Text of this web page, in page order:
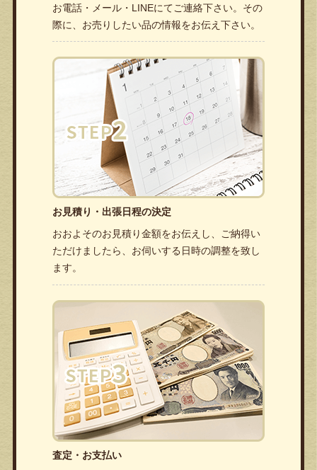
お電話・メール・LINEにてご連絡下さい。その
際に、お売りしたい品の情報をお伝え下さい。
お見積り・出張日程の決定
おおよそのお見積り金額をお伝えし、ご納得い
ただけましたら、お伺いする日時の調整を致し
ます。
査定・お支払い